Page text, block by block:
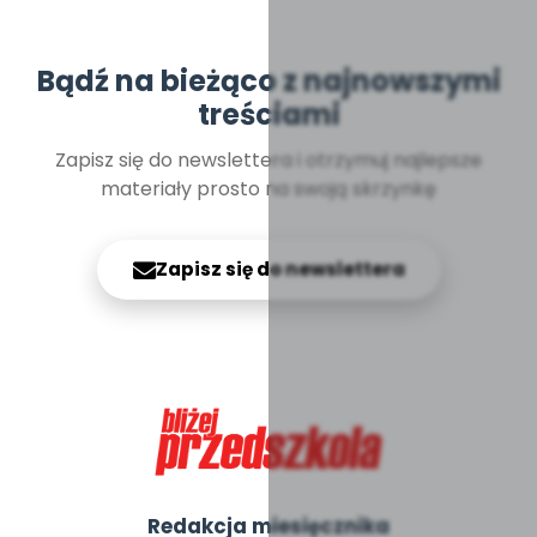
Bądź na bieżąco z najnowszymi
treściami
Zapisz się do newslettera i otrzymuj najlepsze
materiały prosto na swoją skrzynkę
Zapisz się do newslettera
Redakcja miesięcznika